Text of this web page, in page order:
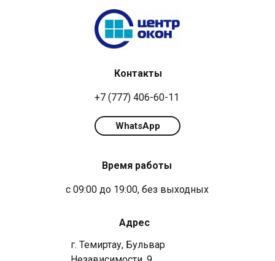
+7 (777) 406-60-11
с 09:00 до 19:00, без выходных
г. Темиртау, Бульвар
Адрес
Время работы
Контакты
WhatsApp